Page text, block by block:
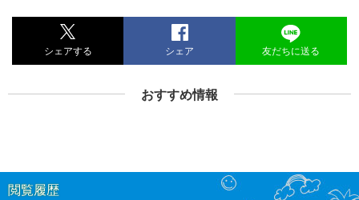
シェアする シェア 友だちに送る
おすすめ情報
閲覧履歴